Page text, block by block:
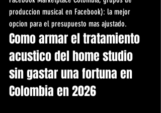
produccion musical en Facebook): la mejor
opcion para el presupuesto mas ajustado.
Como armar el tratamiento
acustico del home studio
sin gastar una fortuna en
Colombia en 2026